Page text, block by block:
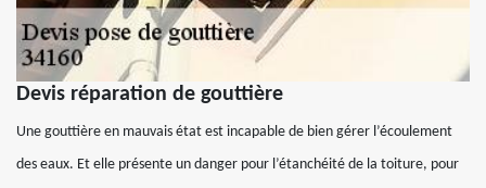
Devis réparation de gouttière
Une gouttière en mauvais état est incapable de bien gérer l’écoulement
des eaux. Et elle présente un danger pour l’étanchéité de la toiture, pour